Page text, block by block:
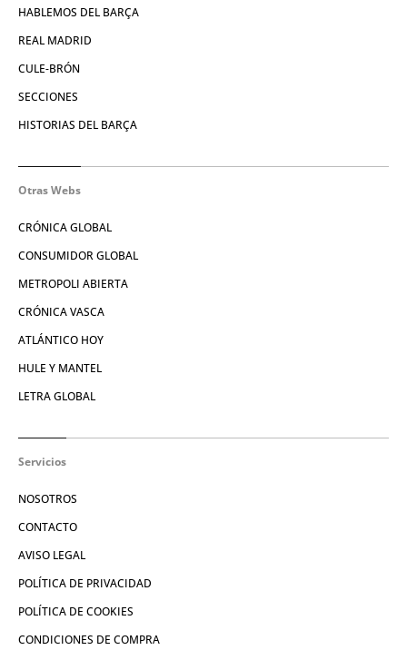
HABLEMOS DEL BARÇA
REAL MADRID
CULE-BRÓN
SECCIONES
HISTORIAS DEL BARÇA
Otras Webs
CRÓNICA GLOBAL
CONSUMIDOR GLOBAL
METROPOLI ABIERTA
CRÓNICA VASCA
ATLÁNTICO HOY
HULE Y MANTEL
LETRA GLOBAL
Servicios
NOSOTROS
CONTACTO
AVISO LEGAL
POLÍTICA DE PRIVACIDAD
POLÍTICA DE COOKIES
CONDICIONES DE COMPRA